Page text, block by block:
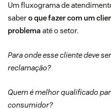
Um fluxograma de
sabero que fazer com um
problema até o setor.
Para onde esse cliente deve
reclamação?
Quem é melhor qualificado
consumidor?